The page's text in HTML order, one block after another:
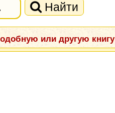
Найти
или другую книгу